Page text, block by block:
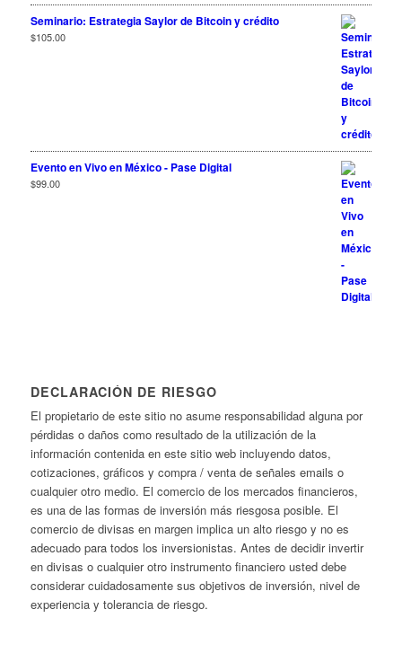
Seminario: Estrategia Saylor de Bitcoin y crédito
$105.00
Evento en Vivo en México - Pase Digital
$99.00
DECLARACIÓN DE RIESGO
El propietario de este sitio no asume responsabilidad alguna por
pérdidas o daños como resultado de la utilización de la
información contenida en este sitio web incluyendo datos,
cotizaciones, gráficos y compra / venta de señales emails o
cualquier otro medio. El comercio de los mercados financieros,
es una de las formas de inversión más riesgosa posible. El
comercio de divisas en margen implica un alto riesgo y no es
adecuado para todos los inversionistas. Antes de decidir invertir
en divisas o cualquier otro instrumento financiero usted debe
considerar cuidadosamente sus objetivos de inversión, nivel de
experiencia y tolerancia de riesgo.